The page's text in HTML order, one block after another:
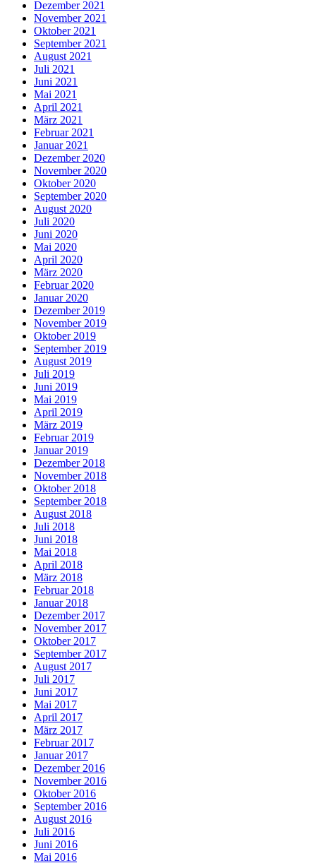
Dezember 2021
November 2021
Oktober 2021
September 2021
August 2021
Juli 2021
Juni 2021
Mai 2021
April 2021
März 2021
Februar 2021
Januar 2021
Dezember 2020
November 2020
Oktober 2020
September 2020
August 2020
Juli 2020
Juni 2020
Mai 2020
April 2020
März 2020
Februar 2020
Januar 2020
Dezember 2019
November 2019
Oktober 2019
September 2019
August 2019
Juli 2019
Juni 2019
Mai 2019
April 2019
März 2019
Februar 2019
Januar 2019
Dezember 2018
November 2018
Oktober 2018
September 2018
August 2018
Juli 2018
Juni 2018
Mai 2018
April 2018
März 2018
Februar 2018
Januar 2018
Dezember 2017
November 2017
Oktober 2017
September 2017
August 2017
Juli 2017
Juni 2017
Mai 2017
April 2017
März 2017
Februar 2017
Januar 2017
Dezember 2016
November 2016
Oktober 2016
September 2016
August 2016
Juli 2016
Juni 2016
Mai 2016